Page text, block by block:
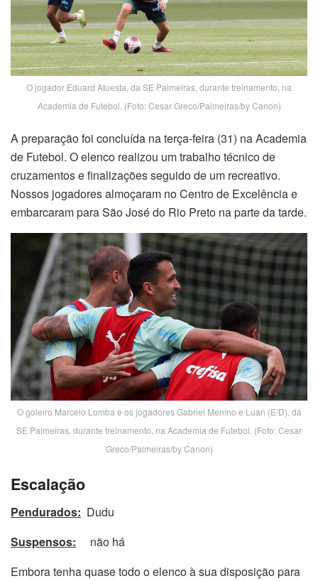
O jogador Eduard Atuesta, da SE Palmeiras, durante treinamento, na
Academia de Futebol. (Foto: Cesar Greco/Palmeiras/by Canon)
A preparação foi concluída na terça-feira (31) na Academia
de Futebol. O elenco realizou um trabalho técnico de
cruzamentos e finalizações seguido de um recreativo.
Nossos jogadores almoçaram no Centro de Excelência e
embarcaram para São José do Rio Preto na parte da tarde.
O goleiro Marcelo Lomba e os jogadores Gabriel Menino e Luan (E/D), da
SE Palmeiras, durante treinamento, na Academia de Futebol. (Foto: Cesar
Greco/Palmeiras/by Canon)
Escalação
Pendurados: Dudu
Suspensos: não há
Embora tenha quase todo o elenco à sua disposição para